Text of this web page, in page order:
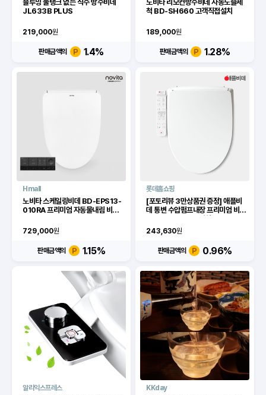
블루밍 물탱크 없는 직수 방수비데
JL633B PLUS
219,000원
판매금액의 1.4%
노비타 리모컨방수비데 자동노즐세
척 BD-SH660 고객직접설치
189,000원
판매금액의 1.28%
Hmall
노비타 스케일링비데 BD-EPS13-
010RA 프리미엄 자동물내림 비데
729,000원
판매금액의 1.15%
롯데홈쇼핑
[포토리뷰 3만상품권 증정] 애플비
데 통변 수압펌프내장 프리미엄 비데
243,630원
판매금액의 0.96%
알리익스프레스 KKday